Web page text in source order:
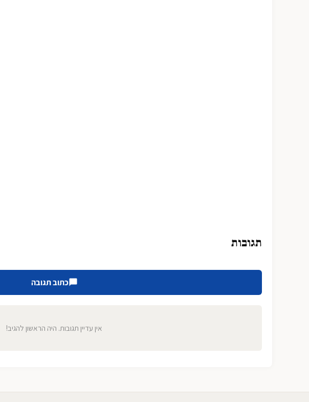
תגובות
כתוב תגובה
אין עדיין תגובות. היה הראשון להגיב!